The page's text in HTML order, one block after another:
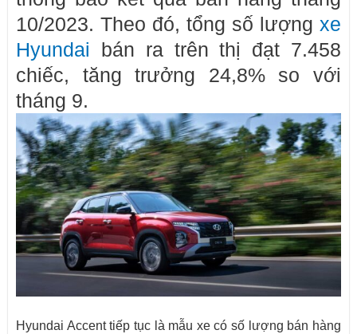
10/2023. Theo đó, tổng số lượng xe
Hyundai bán ra trên thị đạt 7.458
chiếc, tăng trưởng 24,8% so với
tháng 9.
Hyundai Accent tiếp tục là mẫu xe có số lượng bán hàng